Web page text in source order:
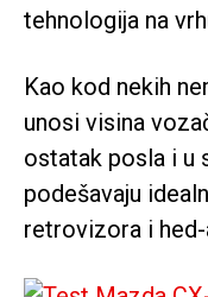
tehnologija na
Kao kod nekih
unosi visina
ostatak posla i u
podešavaju
retrovizora i